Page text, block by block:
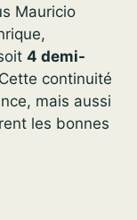
Mauricio
4 demi-
continuité
mais aussi
les bonnes